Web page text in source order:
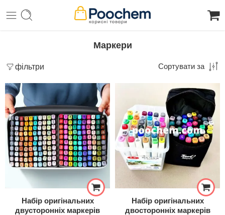
Маркери
фільтри Сортувати за
Набір оригінальних
двусторонніх маркерів
Набір оригінальних
двосторонніх маркерів